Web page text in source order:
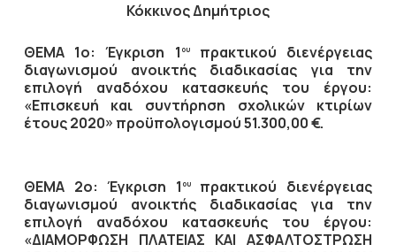
Κόκκινος Δημήτριος
ΘΕΜΑ 1ο: Έγκριση 1 ουπρακτικού διενέργειας
διαγωνισμού ανοικτής διαδικασίας για την
επιλογή αναδόχου κατασκευής του έργου:
«Επισκευή και συντήρηση σχολικών κτιρίων
έτους 2020» προϋπολογισμού 51.300,00 €.
ΘΕΜΑ 2ο: Έγκριση 1 ουπρακτικού διενέργειας
διαγωνισμού ανοικτής διαδικασίας για την
επιλογή αναδόχου κατασκευής του έργου:
«ΔΙΑΜΟΡΦΩΣΗ ΠΛΑΤΕΙΑΣ ΚΑΙ ΑΣΦΑΛΤΟΣΤΡΩΣΗ